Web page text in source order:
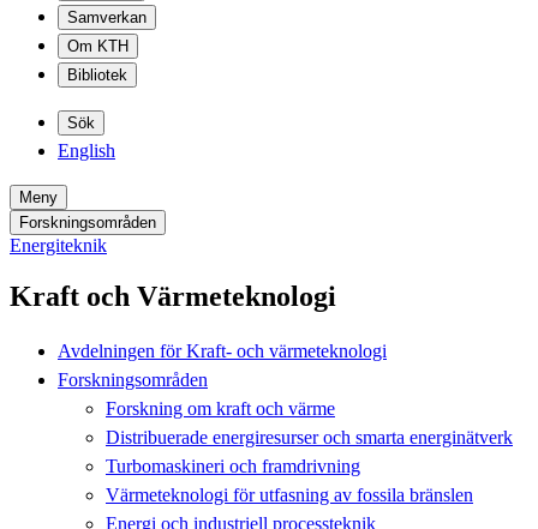
Samverkan
Om KTH
Bibliotek
Sök
English
Meny
Forskningsområden
Energiteknik
Kraft och Värmeteknologi
Avdelningen för Kraft- och värmeteknologi
Forskningsområden
Forskning om kraft och värme
Distribuerade energiresurser och smarta energinätverk
Turbomaskineri och framdrivning
Värmeteknologi för utfasning av fossila bränslen
Energi och industriell processteknik